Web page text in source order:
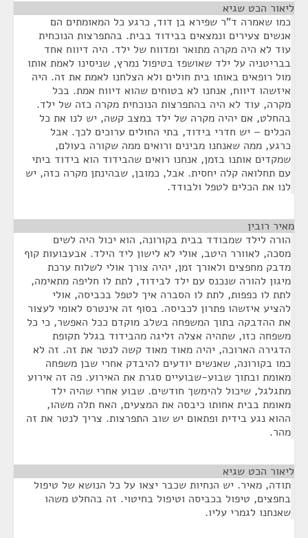
ליאור הכט שגיא
כמו שאמרה ד"ר שפירא בן דוד, כרגע כל המאומתים הם
אנשים צעירים ונמצאים בבידוד בבית. בהתפרצות הנוכחית
עוד לא היה מקרה מתואר ומדווח של ילד. היה דיווח אחד
בבריטניה על ילד שאושפז בטיפול נמרץ, שניסינו לאמת אותו
מול רופאים באותו בית חולים ולא הצלחנו לאמת את זה. היה
איזשהו דיווח, אנחנו לא בטוחים שהוא דיווח אמת. בכל
מקרה, עוד לא היה בהתפרצות הנוכחית מקרה כזה של ילד.
בהחלט, אם יהיה מקרה של ילד במצב קשה, יש לנו את כל
הכלים – יש חדרי בידוד, בתי החולים ערוכים לכך. אבל
כרגע, ממה שאנחנו מבינים ורואים ממה שקורה בעולם,
שמקדים אותנו בזמן, אנחנו רואים שהבידוד הוא בידוד ביתי
עם תחלואה קלה יחסית. אבל, כמובן, שבהינתן מקרה כזה, יש
לנו את הכלים לטפל ולבודד.
מאיר רובין
הורה לילד שמבודד בבית בקורונה, הוא יכול היה לשים
מסכה, לאוורר היטב, אולי לא לישון ליד הילד. אבעבועות קוף
מדבק מחפצים ולאורך זמן, יהיה צורך אולי לשלוח ערכת
מיגון להורה שנכנס עם ילד לבידוד, לתת לו חליפה מתאימה,
לתת לו כפפות, לתת לו הסברה איך לטפל בכביסה, אולי
להציע איזשהו פתרון לכביסה. בסוף זה אינטרס לאומי לעצור
את ההדבקה בתוך המשפחה בשלב מוקדם ככל האפשר, כי כל
משפחה כזו, שתהיה אצלה זליגה מהבידוד בגלל תקופת
הדגירה הארוכה, יהיה מאוד מאוד קשה לנטר את זה. זה לא
כמו בקורונה, שאנשים יודעים להיבדק אחרי שבן משפחה
מאומת ובתוך שבוע-שבועיים סגרת את האירוע. פה זה אירוע
מתגלגל, שיכול להימשך חודשים. שבוע אחרי שהיה ילד
מאומת בבית אחותו כיבסה את המצעים, האח תלה משהו,
ההוא נגע בידית ופתאום יש שוב התפרצות. צריך לנטר את זה
מהר.
ליאור הכט שגיא
תודה, מאיר. יש הנחיות שכבר יצאו על כל הנושא של טיפול
בחפצים, טיפול בכביסה וטיפול בחיטוי. זה בהחלט משהו
שאנחנו לגמרי עליו.